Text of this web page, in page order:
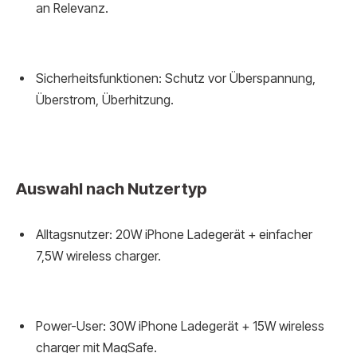
an Relevanz.
Sicherheitsfunktionen: Schutz vor Überspannung,
Überstrom, Überhitzung.
Auswahl nach Nutzertyp
Alltagsnutzer: 20W iPhone Ladegerät + einfacher
7,5W wireless charger.
Power-User: 30W iPhone Ladegerät + 15W wireless
charger mit MagSafe.